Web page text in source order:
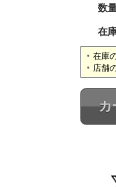
数
在
在庫
店舗
カ